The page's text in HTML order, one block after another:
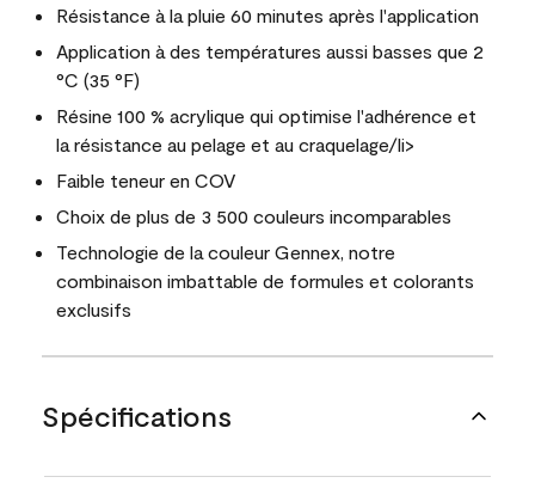
Résistance à la pluie 60 minutes après l'application
Application à des températures aussi basses que 2
°C (35 °F)
Résine 100 % acrylique qui optimise l'adhérence et
la résistance au pelage et au craquelage/li>
Faible teneur en COV
Choix de plus de 3 500 couleurs incomparables
Technologie de la couleur Gennex, notre
combinaison imbattable de formules et colorants
exclusifs
Spécifications